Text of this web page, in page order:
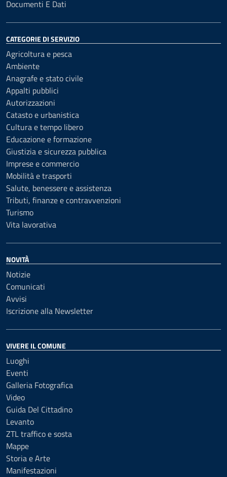
Documenti E Dati
CATEGORIE DI SERVIZIO
Agricoltura e pesca
Ambiente
Anagrafe e stato civile
Appalti pubblici
Autorizzazioni
Catasto e urbanistica
Cultura e tempo libero
Educazione e formazione
Giustizia e sicurezza pubblica
Imprese e commercio
Mobilità e trasporti
Salute, benessere e assistenza
Tributi, finanze e contravvenzioni
Turismo
Vita lavorativa
NOVITÀ
Notizie
Comunicati
Avvisi
Iscrizione alla Newsletter
VIVERE IL COMUNE
Luoghi
Eventi
Galleria Fotografica
Video
Guida Del Cittadino
Levanto
ZTL traffico e sosta
Mappe
Storia e Arte
Manifestazioni